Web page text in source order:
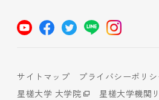
サイトマップ
プライバシーポリ
星槎大学 大学院
星槎大学機関